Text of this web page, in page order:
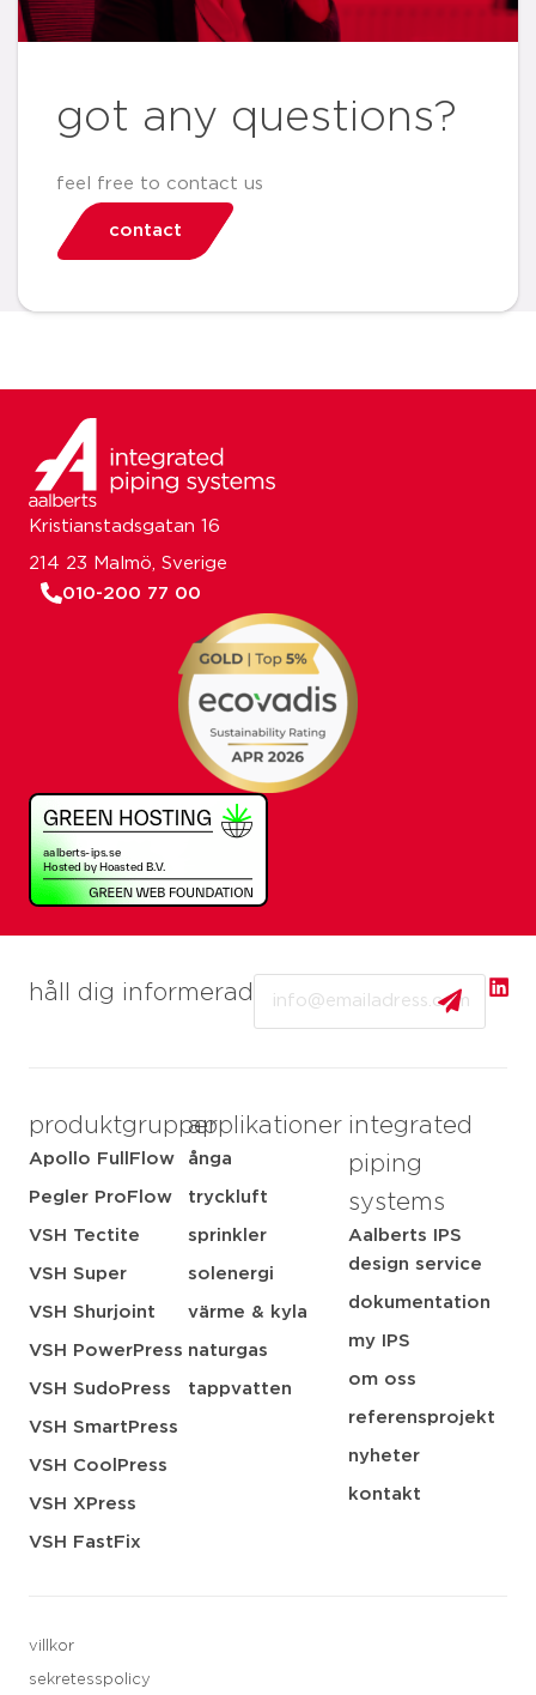
got any questions?
feel free to contact us
contact
håll dig informerad
produktgrupper
Apollo FullFlow
Pegler ProFlow
VSH Tectite
VSH Super
VSH Shurjoint
VSH PowerPress
VSH SudoPress
VSH SmartPress
VSH CoolPress
VSH XPress
VSH FastFix
applikationer
ånga
tryckluft
sprinkler
solenergi
värme & kyla
naturgas
tappvatten
integrated
piping
systems
Aalberts IPS
design service
dokumentation
my IPS
om oss
referensprojekt
nyheter
kontakt
villkor
sekretesspolicy
Kristianstadsgatan 16
214 23 Malmö, Sverige
010-200 77 00